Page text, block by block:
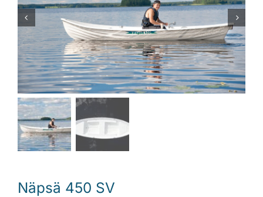
Laiturit
Valmistajat
Rahoitus
Asiakaskokemuksia
Näpsä 450 SV